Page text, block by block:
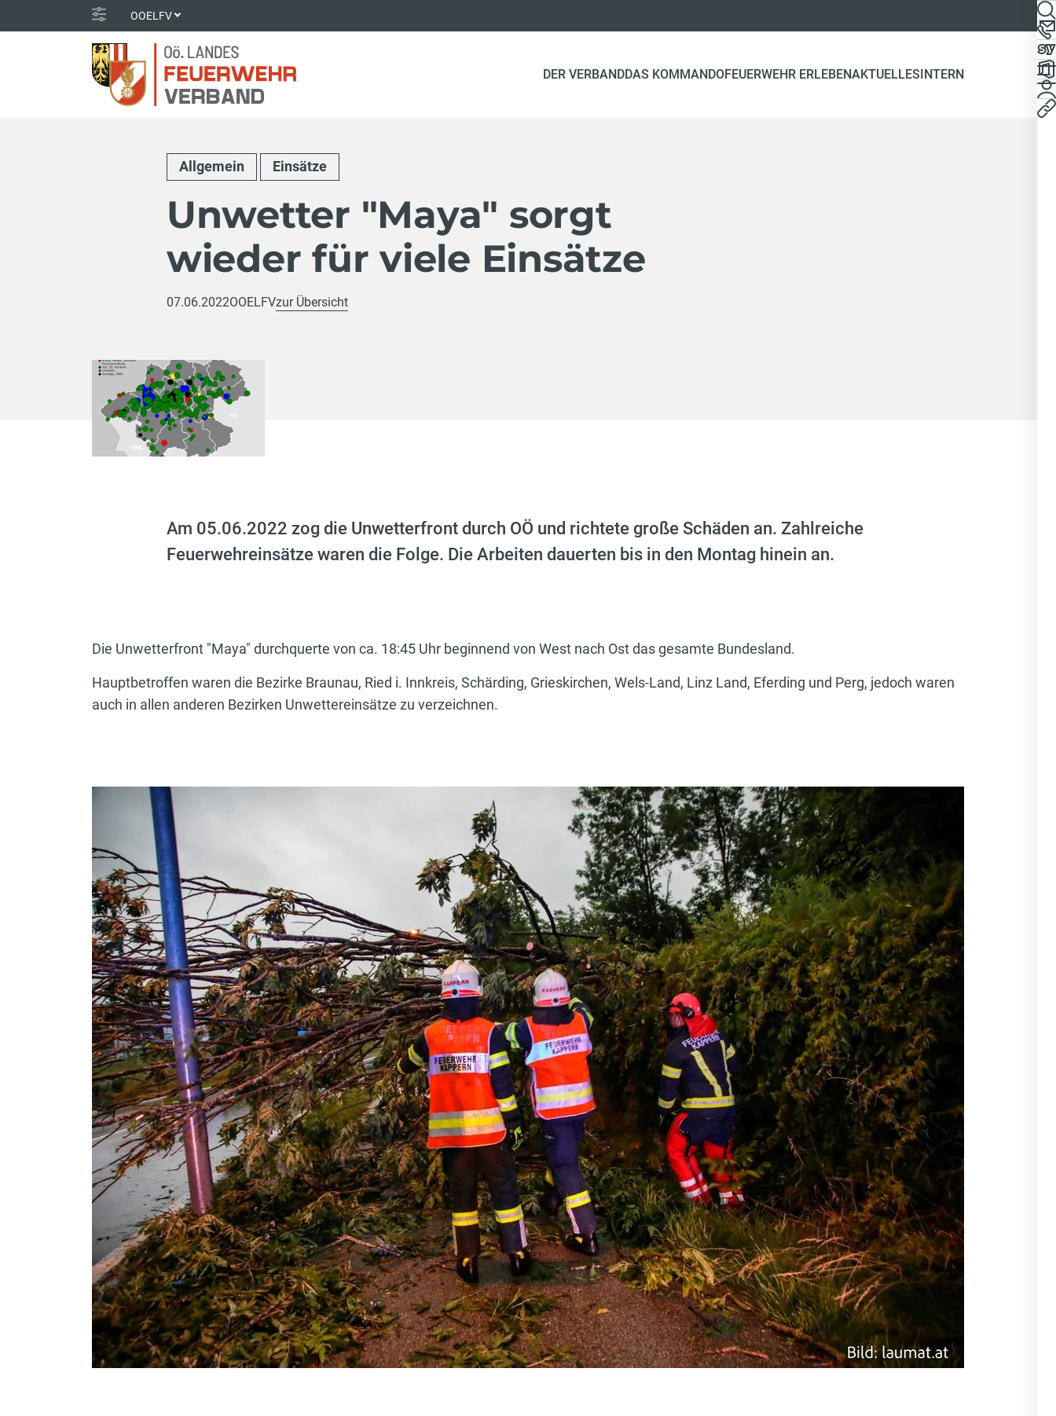
OOELFV
DER VERBANDDAS KOMMANDOFEUERWEHR ERLEBENAKTUELLESINTERN
Allgemein Einsätze
Unwetter "Maya" sorgt
wieder für viele Einsätze
07.06.2022OOELFVzur Übersicht
Am 05.06.2022 zog die Unwetterfront durch OÖ und richtete große Schäden an. Zahlreiche
Feuerwehreinsätze waren die Folge. Die Arbeiten dauerten bis in den Montag hinein an.
Die Unwetterfront "Maya" durchquerte von ca. 18:45 Uhr beginnend von West nach Ost das gesamte Bundesland.
Hauptbetroffen waren die Bezirke Braunau, Ried i. Innkreis, Schärding, Grieskirchen, Wels-Land, Linz Land, Eferding und Perg, jedoch waren
auch in allen anderen Bezirken Unwettereinsätze zu verzeichnen.